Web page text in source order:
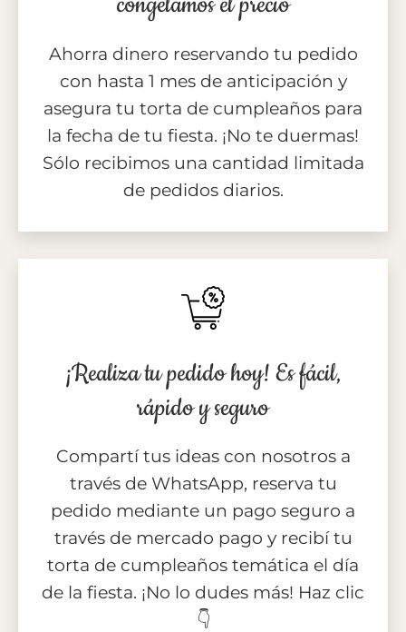
Ahorra dinero reservando tu pedido
con hasta 1 mes de anticipación y
asegura tu torta de cumpleaños para
la fecha de tu fiesta. ¡No te duermas!
Sólo recibimos una cantidad limitada
de pedidos diarios.
¡Realiza tu pedido hoy! Es fácil,
rápido y seguro
Compartí tus ideas con nosotros a
través de WhatsApp, reserva tu
pedido mediante un pago seguro a
través de mercado pago y recibí tu
torta de cumpleaños temática el día
de la fiesta. ¡No lo dudes más! Haz clic
👇